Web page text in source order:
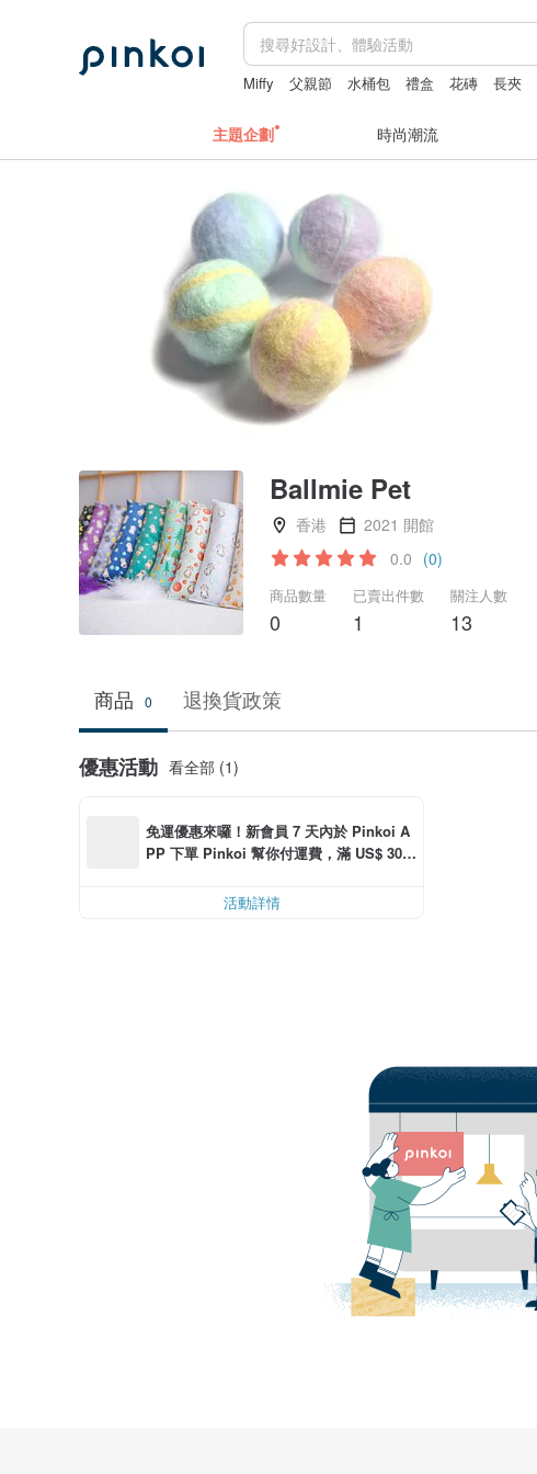
Miffy 父親節 水桶包 禮盒 花磚 長夾
主題企劃 時尚潮流
Ballmie Pet
香港
2021 開館
0.0 (0)
商品數量
0
已賣出件數
1
關注人數
13
商品 0 退換貨政策
優惠活動 看全部 (1)
免運優惠來囉！新會員 7 天內於 Pinkoi A
PP 下單 Pinkoi 幫你付運費，滿 US$ 30.0
活動詳情